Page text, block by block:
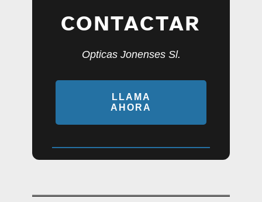
CONTACTAR
Opticas Jonenses Sl.
LLAMA
AHORA